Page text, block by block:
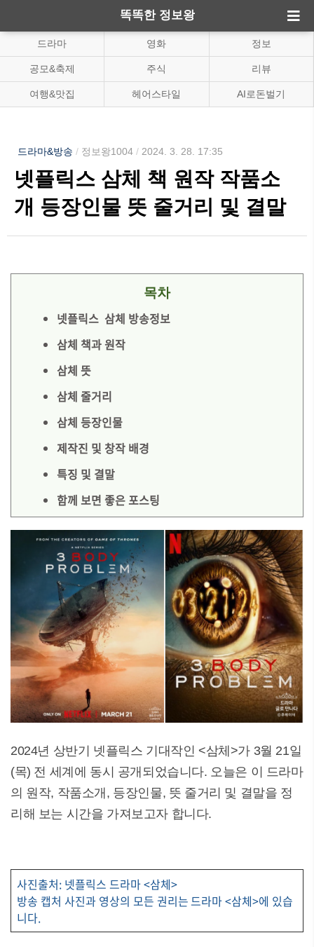
똑똑한 정보왕
드라마 영화 정보
공모&축제 주식 리뷰
여행&맛집 헤어스타일 AI로돈벌기
드라마&방송 / 정보왕1004 / 2024. 3. 28. 17:35
넷플릭스 삼체 책 원작 작품소
개 등장인물 뜻 줄거리 및 결말
목차
넷플릭스 삼체 방송정보
삼체 책과 원작
삼체 뜻
삼체 줄거리
삼체 등장인물
제작진 및 창작 배경
특징 및 결말
함께 보면 좋은 포스팅
2024년 상반기 넷플릭스 기대작인 <삼체>가 3월 21일
(목) 전 세계에 동시 공개되었습니다. 오늘은 이 드라마
의 원작, 작품소개, 등장인물, 뜻 줄거리 및 결말을 정
리해 보는 시간을 가져보고자 합니다.
사진출처: 넷플릭스 드라마 <삼체>
방송 캡처 사진과 영상의 모든 권리는 드라마 <삼체>에 있습
니다.